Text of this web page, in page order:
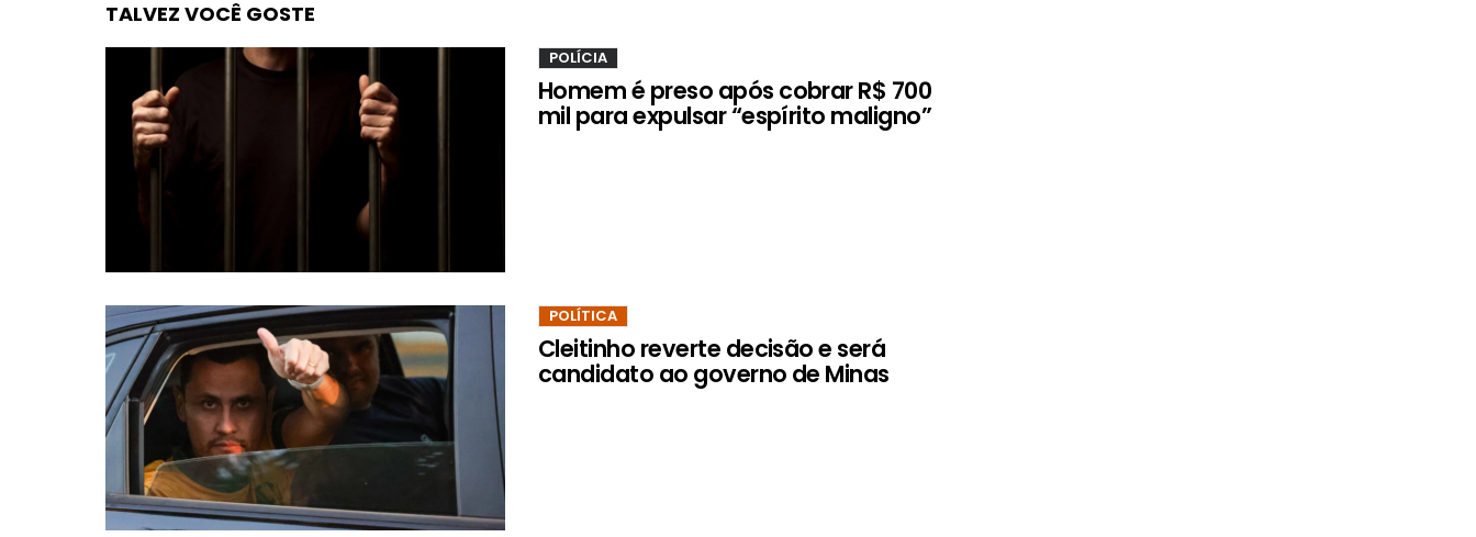
TALVEZ VOCÊ GOSTE
POLÍCIA
Homem é preso após cobrar R$ 700
mil para expulsar “espírito maligno”
POLÍTICA
Cleitinho reverte decisão e será
candidato ao governo de Minas